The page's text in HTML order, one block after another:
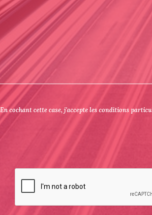
En cochant cette case, j'accepte les conditions